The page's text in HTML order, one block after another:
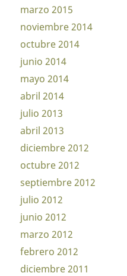
marzo 2015
noviembre 2014
octubre 2014
junio 2014
mayo 2014
abril 2014
julio 2013
abril 2013
diciembre 2012
octubre 2012
septiembre 2012
julio 2012
junio 2012
marzo 2012
febrero 2012
diciembre 2011